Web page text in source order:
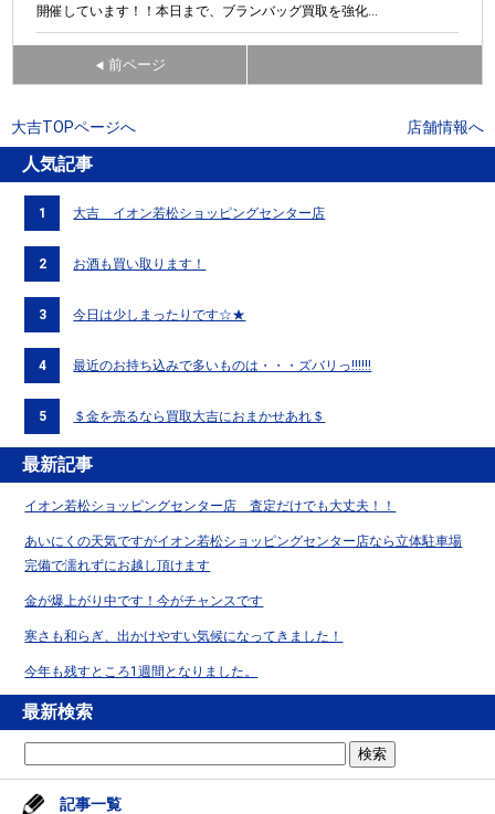
開催しています！！本日まで、ブランバッグ買取を強化...
◀ 前ページ
大吉TOPページへ 店舗情報へ
人気記事
1 大吉 イオン若松ショッピングセンター店
2 お酒も買い取ります！
3 今日は少しまったりです☆★
4 最近のお持ち込みで多いものは・・・ズバリっ‼‼‼
5 ＄金を売るなら買取大吉におまかせあれ＄
最新記事
イオン若松ショッピングセンター店 査定だけでも大丈夫！！
あいにくの天気ですがイオン若松ショッピングセンター店なら立体駐車場
完備で濡れずにお越し頂けます
金が爆上がり中です！今がチャンスです
寒さも和らぎ、出かけやすい気候になってきました！
今年も残すところ1週間となりました。
最新検索
記事一覧